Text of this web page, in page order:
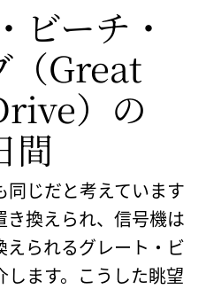
ビーチ・
（Great
）の
間
じだと考えています
換えられ、信号機は
られるグレート・ビ
ます。こうした眺望